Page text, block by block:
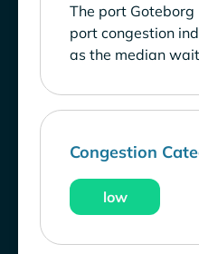
The port
port congestion
as the median
Congestion
low